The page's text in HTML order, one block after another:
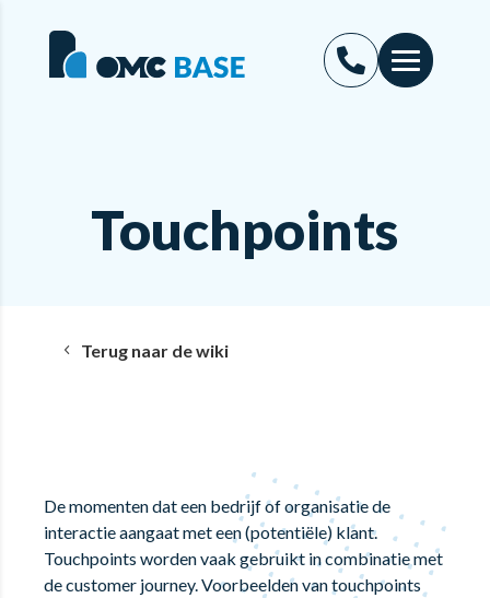
Touchpoints
Terug naar de wiki
De momenten dat een bedrijf of organisatie de
interactie aangaat met een (potentiële) klant.
Touchpoints worden vaak gebruikt in combinatie met
de customer journey. Voorbeelden van touchpoints